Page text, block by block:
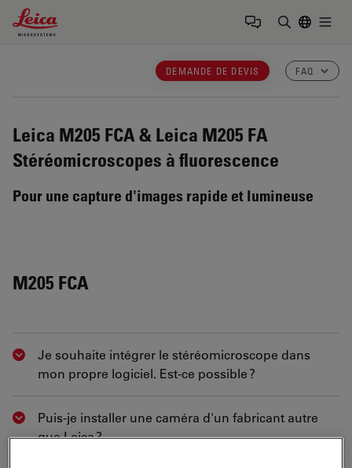
Leica Microsystems Logo
DEMANDE DE DEVIS FAQ
Leica M205 FCA & Leica M205 FA
Stéréomicroscopes à fluorescence
Pour une capture d'images rapide et lumineuse
M205 FCA
Show answer
Je souhaite intégrer le stéréomicroscope dans
mon propre logiciel. Est-ce possible ?
Show answer
Puis-je installer une caméra d'un fabricant autre
que Leica ?